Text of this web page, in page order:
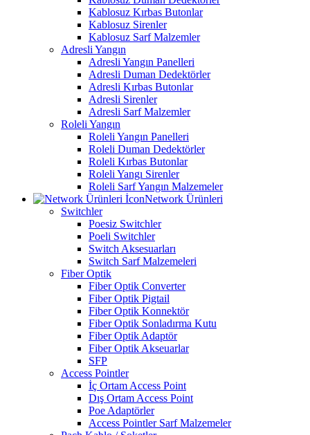
Kablosuz Kırbas Butonlar
Kablosuz Sirenler
Kablosuz Sarf Malzemler
Adresli Yangın
Adresli Yangın Panelleri
Adresli Duman Dedektörler
Adresli Kırbas Butonlar
Adresli Sirenler
Adresli Sarf Malzemler
Roleli Yangın
Roleli Yangın Panelleri
Roleli Duman Dedektörler
Roleli Kırbas Butonlar
Roleli Yangı Sirenler
Roleli Sarf Yangın Malzemeler
Network Ürünleri
Switchler
Poesiz Switchler
Poeli Switchler
Switch Aksesuarları
Switch Sarf Malzemeleri
Fiber Optik
Fiber Optik Converter
Fiber Optik Pigtail
Fiber Optik Konnektör
Fiber Optik Sonladırma Kutu
Fiber Optik Adaptör
Fiber Optik Akseuarlar
SFP
Access Pointler
İç Ortam Access Point
Dış Ortam Access Point
Poe Adaptörler
Access Pointler Sarf Malzemeler